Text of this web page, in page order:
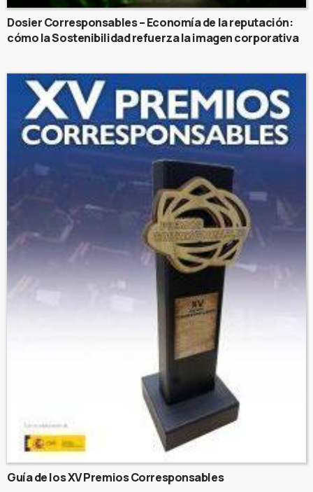
Dosier Corresponsables – Economía de la reputación:
cómo la Sostenibilidad refuerza la imagen corporativa
Guía de los XV Premios Corresponsables